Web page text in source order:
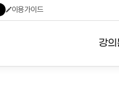
이용가이드
강